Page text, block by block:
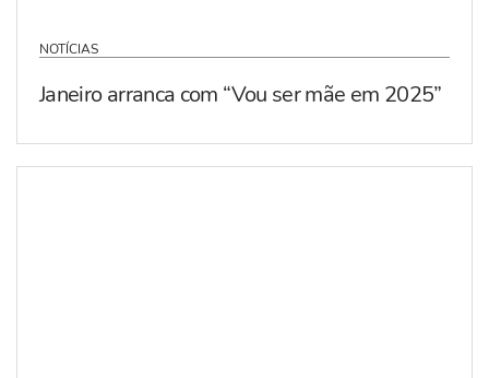
NOTÍCIAS
Janeiro arranca com “Vou ser mãe em 2025”